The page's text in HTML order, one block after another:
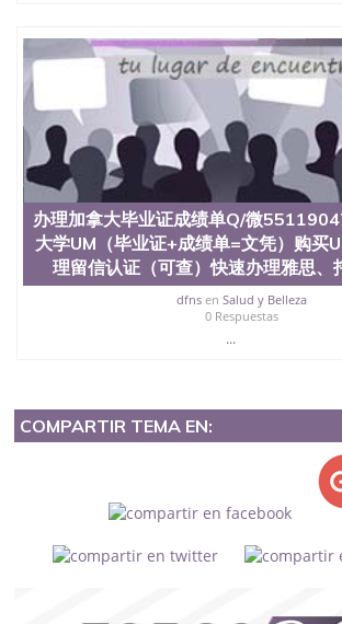
办理加拿大毕业证成绩单Q/微
大学UM（毕业证+成绩单=文凭）购买
理留信认证（可查）快速办理雅思
dfnsen Salud y Belleza
0 Respuestas
...
COMPARTIR TEMA EN: